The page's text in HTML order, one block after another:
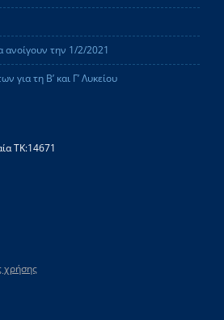
ανοίγουν την 1/2/2021
για τη Β’ και Γ’ Λυκείου
ΤΚ:14671
χρήσης